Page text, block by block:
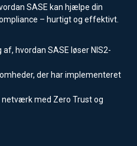
SASE kan hjælpe din
– hurtigt og effektivt.
hvordan SASE løser NIS2-
der har implementeret
netværk med Zero Trust og